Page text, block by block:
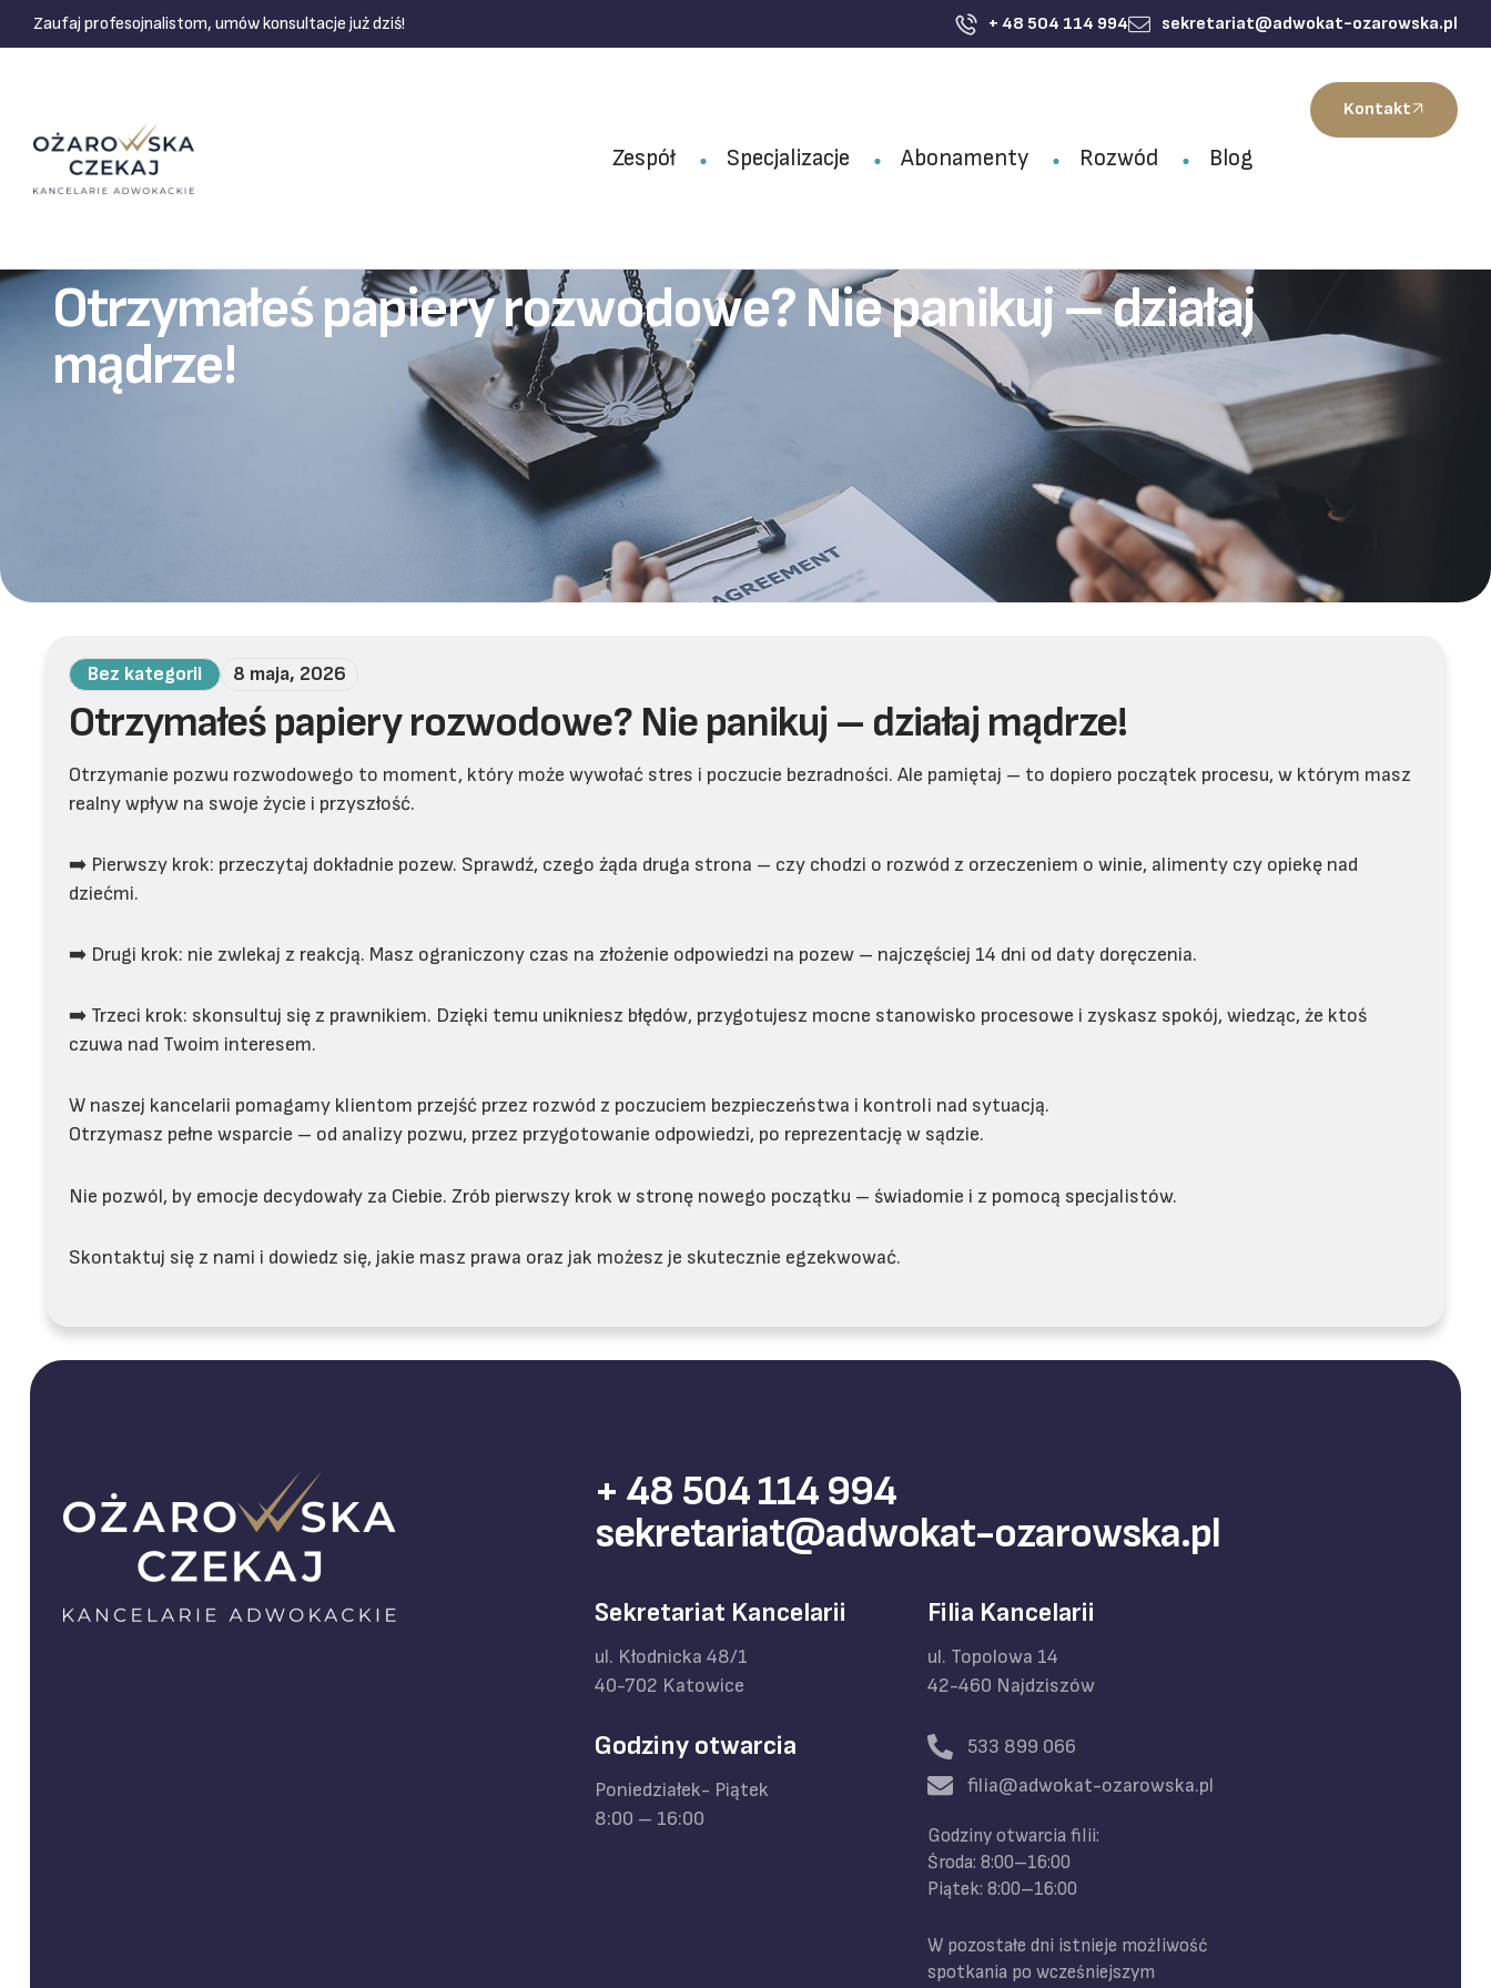
Zaufaj profesojnalistom, umów konsultacje już dziś! + 48 504 114 994 sekretariat@adwokat-ozarowska.pl
Zespół Specjalizacje Abonamenty Rozwód Blog
Kontakt
Otrzymałeś papiery rozwodowe? Nie panikuj – działaj
mądrze!
Bez kategorii 8 maja, 2026
Otrzymałeś papiery rozwodowe? Nie panikuj – działaj mądrze!
Otrzymanie pozwu rozwodowego to moment, który może wywołać stres i poczucie bezradności. Ale pamiętaj – to dopiero początek procesu, w którym masz
realny wpływ na swoje życie i przyszłość.
➡️ Pierwszy krok: przeczytaj dokładnie pozew. Sprawdź, czego żąda druga strona – czy chodzi o rozwód z orzeczeniem o winie, alimenty czy opiekę nad
dziećmi.
➡️ Drugi krok: nie zwlekaj z reakcją. Masz ograniczony czas na złożenie odpowiedzi na pozew – najczęściej 14 dni od daty doręczenia.
➡️ Trzeci krok: skonsultuj się z prawnikiem. Dzięki temu unikniesz błędów, przygotujesz mocne stanowisko procesowe i zyskasz spokój, wiedząc, że ktoś
czuwa nad Twoim interesem.
W naszej kancelarii pomagamy klientom przejść przez rozwód z poczuciem bezpieczeństwa i kontroli nad sytuacją.
Otrzymasz pełne wsparcie – od analizy pozwu, przez przygotowanie odpowiedzi, po reprezentację w sądzie.
Nie pozwól, by emocje decydowały za Ciebie. Zrób pierwszy krok w stronę nowego początku – świadomie i z pomocą specjalistów.
Skontaktuj się z nami i dowiedz się, jakie masz prawa oraz jak możesz je skutecznie egzekwować.
+ 48 504 114 994
sekretariat@adwokat-ozarowska.pl
Sekretariat Kancelarii
ul. Kłodnicka 48/1
40-702 Katowice
Godziny otwarcia
Poniedziałek- Piątek
8:00 – 16:00
Filia Kancelarii
ul. Topolowa 14
42-460 Najdziszów
533 899 066
filia@adwokat-ozarowska.pl
Godziny otwarcia filii:
Środa: 8:00–16:00
Piątek: 8:00–16:00
W pozostałe dni istnieje możliwość
spotkania po wcześniejszym